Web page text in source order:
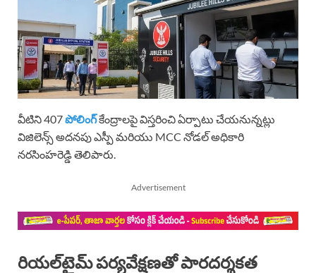
వీటిని 407పోలింగ్కేంద్రాలపై విస్తరించి ఏర్పాటు చేయనున్నట్లు
విజిలెన్స్ అదనపు ఎస్పీ మరియు MCC నోడల్ అధికారి
నరసింహరెడ్డి తెలిపారు.
Advertisement
రియల్‌టైమ్ పర్యవేక్షణతో పారదర్శకత